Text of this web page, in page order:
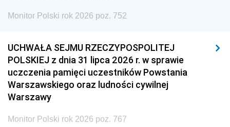
Monitor Polski rok 2026 poz. 752
UCHWAŁA SEJMU RZECZYPOSPOLITEJ
POLSKIEJ z dnia 31 lipca 2026 r. w sprawie
uczczenia pamięci uczestników Powstania
Warszawskiego oraz ludności cywilnej
Warszawy
Monitor Polski rok 2026 poz. 767